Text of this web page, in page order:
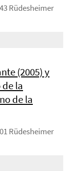
Rüdesheimer
(2005) y
la
de la
Rüdesheimer